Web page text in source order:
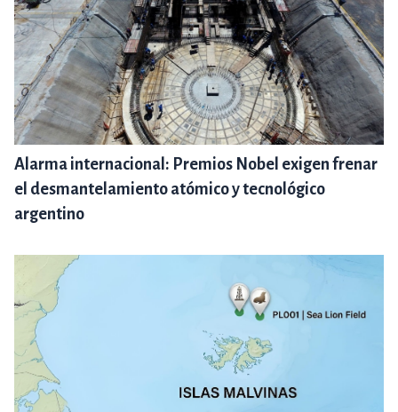
Alarma internacional: Premios Nobel exigen frenar
el desmantelamiento atómico y tecnológico
argentino